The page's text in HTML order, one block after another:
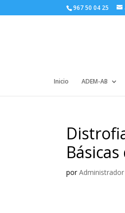
967 50 04 25
Inicio ADEM-AB
porAdministrador